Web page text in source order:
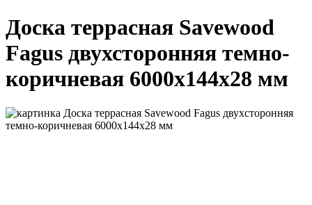
Доска террасная Savewood
Fagus двухсторонняя темно-
коричневая 6000х144х28 мм